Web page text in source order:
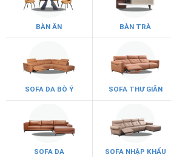
BÀN ĂN BÀN TRÀ
SOFA DA BÒ Ý SOFA THƯ GIÃN
SOFA DA SOFA NHẬP KHẨU